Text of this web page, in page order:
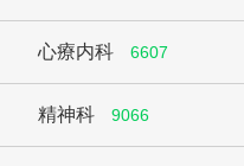
心療内科 6607
精神科 9066